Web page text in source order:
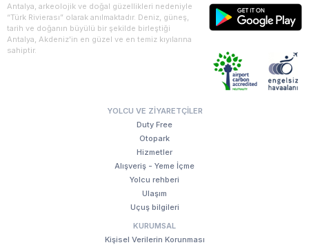
Antalya, arkeolojik ve doğal güzellikleri nedeniyle
“Türk Rivierası” olarak anılmaktadır. Deniz, güneş,
tarih ve doğanın büyülü bir şekilde birleştiği
Antalya, Akdeniz'in en güzel ve en temiz kıyılarına
sahiptir.
YOLCU VE ZIYARETÇILER
Duty Free
Otopark
Hizmetler
Alışveriş - Yeme İçme
Yolcu rehberi
Ulaşım
Uçuş bilgileri
KURUMSAL
Kişisel Verilerin Korunması